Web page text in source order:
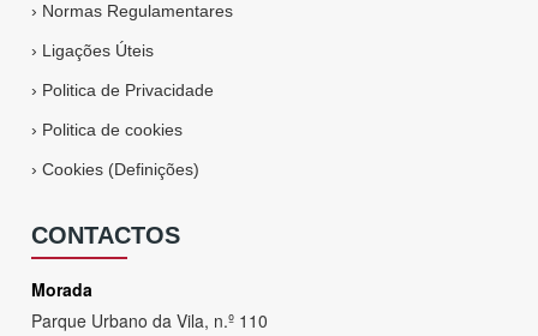
› Normas Regulamentares
› Ligações Úteis
› Politica de Privacidade
› Politica de cookies
›Cookies (Definições)
CONTACTOS
Morada
Parque Urbano da Vila, n.º 110